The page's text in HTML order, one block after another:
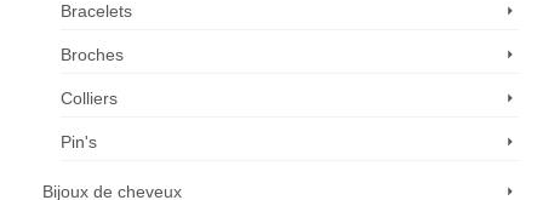
Bracelets
Broches
Colliers
Pin's
Bijoux de cheveux